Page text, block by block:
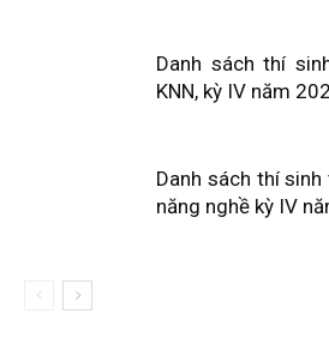
Danh sách thí
KNN, kỳ IV năm
Danh sách thí
năng nghề kỳ IV